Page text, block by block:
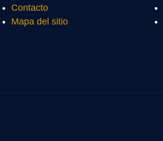
Contacto
Mapa del sitio